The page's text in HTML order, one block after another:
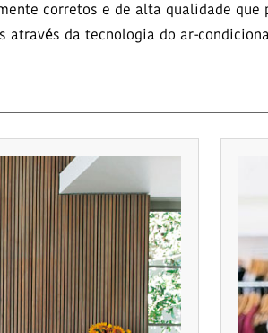
corretos e de alta qualidade
através da tecnologia do ar-